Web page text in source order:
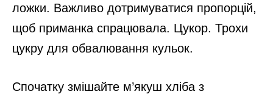
ложки. Важливо дотримуватися пропорцій,
щоб приманка спрацювала. Цукор. Трохи
цукру для обвалювання кульок.
Спочатку змішайте м’якуш хліба з